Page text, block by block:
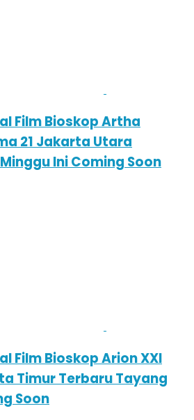
Film Bioskop Artha
21 Jakarta Utara
Ini Coming Soon
Film Bioskop Arion XXI
Timur Terbaru Tayang
Soon